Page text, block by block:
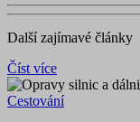
Další zajímavé články
Číst více
Cestování